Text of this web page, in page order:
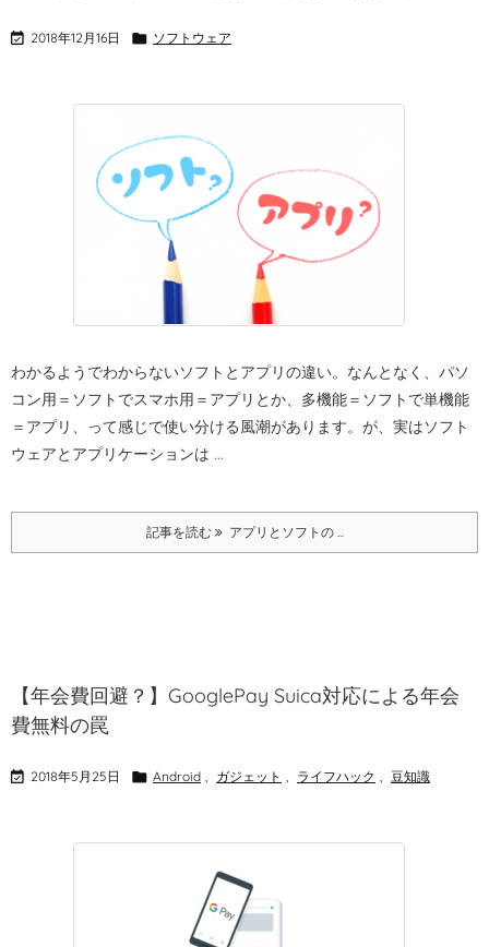
 2018年12月16日  ソフトウェア
わかるようでわからないソフトとアプリの違い。 なんとなく、パソ
コン用＝ソフトでスマホ用＝アプリとか、多機能＝ソフトで単機能
＝アプリ、って感じで使い分ける風潮があります。 が、実はソフト
ウェアとアプリケーションは ...
記事を読む アプリとソフトの ...
【年会費回避？】GooglePay Suica対応による年会
費無料の罠
 2018年5月25日  Android , ガジェット , ライフハック , 豆知識